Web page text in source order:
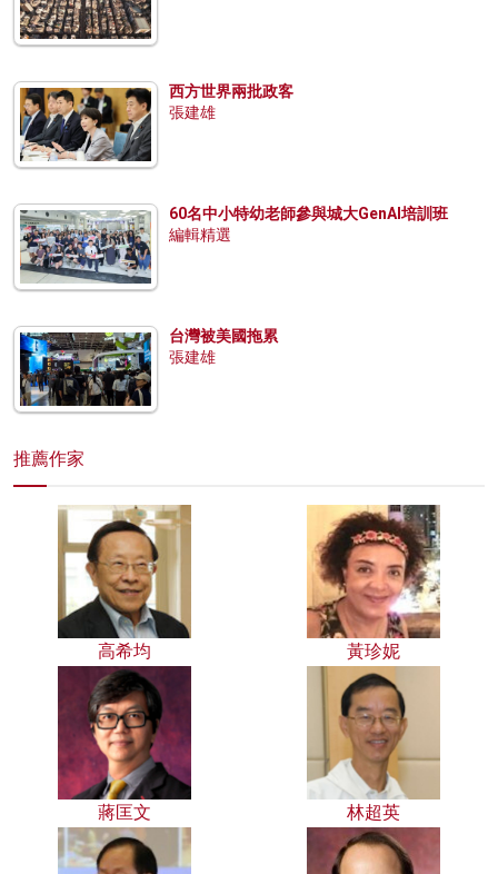
西方世界兩批政客
張建雄
60名中小特幼老師參與城大GenAI培訓班
編輯精選
台灣被美國拖累
張建雄
推薦作家
高希均 黃珍妮
蔣匡文 林超英